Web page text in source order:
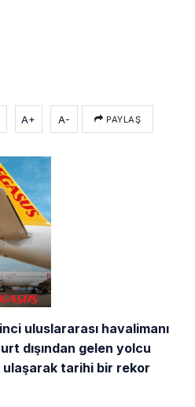
A+ A- PAYLAŞ
uluslararası havalimanı
dışından gelen yolcu
ulaşarak tarihi bir rekor